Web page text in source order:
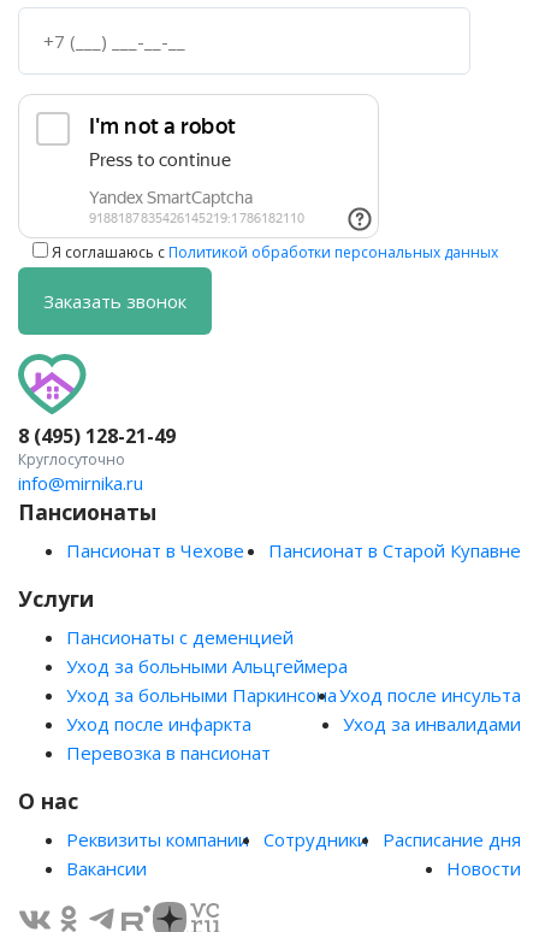
Я соглашаюсь сПолитикой обработки персональных данных
8 (495) 128-21-49
Круглосуточно
info@mirnika.ru
Пансионаты
Пансионат в Чехове Пансионат в Старой Купавне
Услуги
Пансионаты с деменцией
Уход за больными Альцгеймера
Уход за больными ПаркинсонаУход после инсульта
Уход после инфаркта
Уход за инвалидами
Перевозка в пансионат
О нас
Реквизиты компании Сотрудники
Расписание дня
Вакансии
Новости